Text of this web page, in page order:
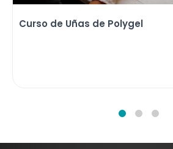
Curso de Uñas de Polygel